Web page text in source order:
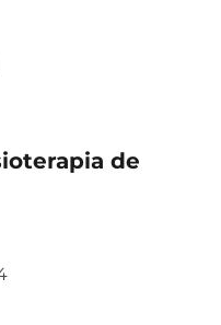
de